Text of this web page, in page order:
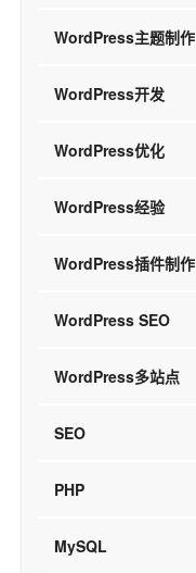
WordPress主题制作
WordPress开发
WordPress优化
WordPress经验
WordPress插件制作
WordPress SEO
WordPress多站点
SEO
PHP
MySQL